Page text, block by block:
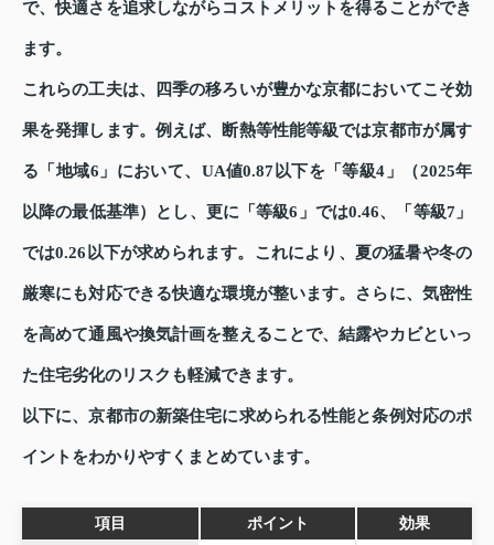
で、快適さを追求しながらコストメリットを得ることができ
ます。
これらの工夫は、四季の移ろいが豊かな京都においてこそ効
果を発揮します。例えば、断熱等性能等級では京都市が属す
る「地域6」において、UA値0.87以下を「等級4」（2025年
以降の最低基準）とし、更に「等級6」では0.46、「等級7」
では0.26以下が求められます。これにより、夏の猛暑や冬の
厳寒にも対応できる快適な環境が整います。さらに、気密性
を高めて通風や換気計画を整えることで、結露やカビといっ
た住宅劣化のリスクも軽減できます。
以下に、京都市の新築住宅に求められる性能と条例対応のポ
イントをわかりやすくまとめています。
項目 ポイント 効果